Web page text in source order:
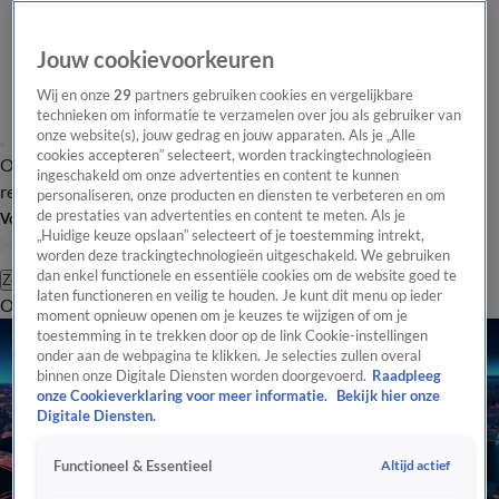
Overzicht Laatste nieuws Regionieuws Het beste van Hart
Tip de
redactie
Volg Hart van Nederland
Zoeken
OverzichtRegioUitzendingenWeerTip de redactiePanelVideo's
Jouw cookievoorkeuren
Wij en onze29 partners gebruiken cookies en vergelijkbare
technieken om informatie te verzamelen over jou als gebruiker van
onze website(s), jouw gedrag en jouw apparaten. Als je „Alle
cookies accepteren” selecteert, worden trackingtechnologieën
ingeschakeld om onze advertenties en content te kunnen
personaliseren, onze producten en diensten te verbeteren en om
de prestaties van advertenties en content te meten. Als je
„Huidige keuze opslaan” selecteert of je toestemming intrekt,
worden deze trackingtechnologieën uitgeschakeld. We gebruiken
dan enkel functionele en essentiële cookies om de website goed te
laten functioneren en veilig te houden. Je kunt dit menu op ieder
moment opnieuw openen om je keuzes te wijzigen of om je
toestemming in te trekken door op de link Cookie-instellingen
onder aan de webpagina te klikken. Je selecties zullen overal
binnen onze Digitale Diensten worden doorgevoerd. Raadpleeg
onze Cookieverklaring voor meer informatie.
Bekijk hier onze
Digitale Diensten.
Functioneel & Essentieel Altijd actief